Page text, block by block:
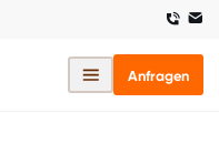
Anfragen